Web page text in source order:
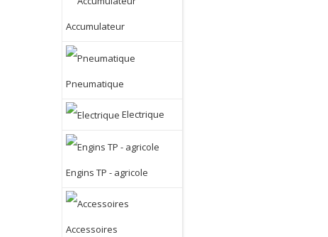
Accumulateur
Pneumatique
Electrique
Engins TP - agricole
Accessoires